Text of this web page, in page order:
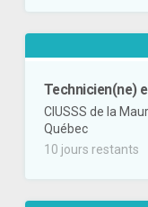
Technicien(ne)
CIUSSS de la
Québec
10 jours restants